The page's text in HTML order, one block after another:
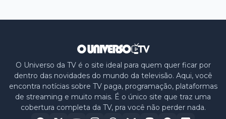
O Universo da TV é o site ideal para quem quer ficar por
dentro das novidades do mundo da televisão. Aqui, você
encontra notícias sobre TV paga, programação, plataformas
de streaming e muito mais. É o único site que traz uma
cobertura completa da TV, pra você não perder nada.